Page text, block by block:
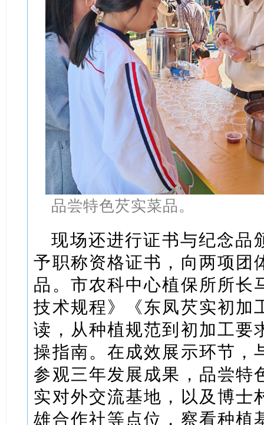
品尝特色芡实菜品。
现场还进行证书与纪念品
予职称资格证书，向两项团
品。市农科中心植保所所长
技术规程》《东凤芡实初加
读，从种植规范到初加工要
操指南。在成效展示环节，
参观三年发展成果，品尝特
实对外交流基地，以及博士
雄合作社等点位，察看种植